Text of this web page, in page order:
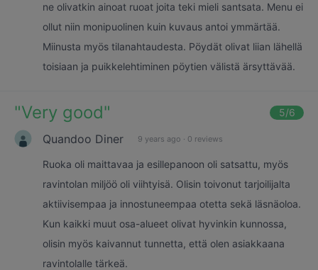
ne olivatkin ainoat ruoat joita teki mieli santsata. Menu ei
ollut niin monipuolinen kuin kuvaus antoi ymmärtää.
Miinusta myös tilanahtaudesta. Pöydät olivat liian lähellä
toisiaan ja puikkelehtiminen pöytien välistä ärsyttävää.
"Very good" 5/6
Quandoo Diner 9 years ago · 0 reviews
Ruoka oli maittavaa ja esillepanoon oli satsattu, myös
ravintolan miljöö oli viihtyisä. Olisin toivonut tarjoilijalta
aktiivisempaa ja innostuneempaa otetta sekä läsnäoloa.
Kun kaikki muut osa-alueet olivat hyvinkin kunnossa,
olisin myös kaivannut tunnetta, että olen asiakkaana
ravintolalle tärkeä.